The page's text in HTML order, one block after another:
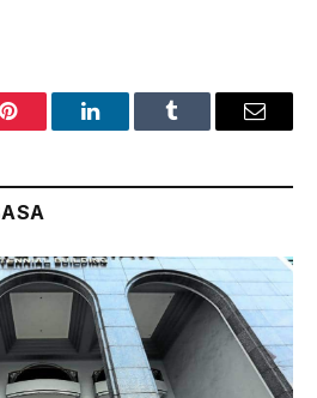
Pinterest LinkedInTumblr Email